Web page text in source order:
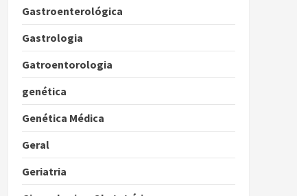
Gastroenterológica
Gastrologia
Gatroentorologia
genética
Genética Médica
Geral
Geriatria